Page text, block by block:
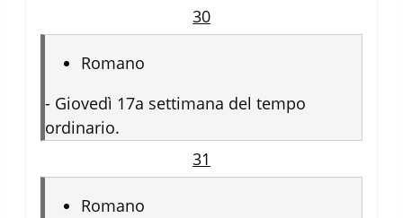
30
Romano
- Giovedì 17a settimana del tempo
ordinario.
31
Romano